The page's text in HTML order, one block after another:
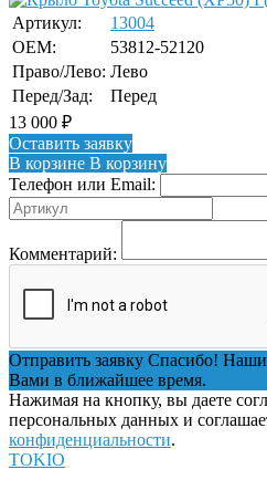
Артикул:
13004
OEM:
53812-52120
Право/Лево: Лево
Перед/Зад:
Перед
13 000 ₽
Оставить заявку
В корзине В корзину
Телефон или Email:
Комментарий:
Отправить заявку Спасибо! Наши
Вами в ближайшее время.
Нажимая на кнопку, вы даете
персональных данных и
конфиденциальности.
TOKIO